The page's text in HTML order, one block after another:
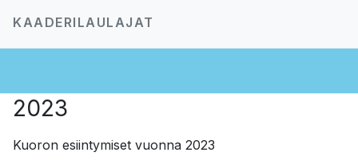
KAADERILAULAJAT
2023
Kuoron esiintymiset vuonna 2023